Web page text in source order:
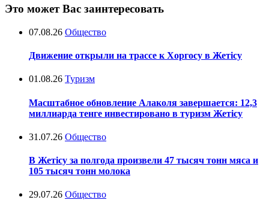
Это может Вас заинтересовать
07.08.26 Общество
Движение открыли на трассе к Хоргосу в Жетісу
01.08.26 Туризм
Масштабное обновление Алаколя завершается: 12,3
миллиарда тенге инвестировано в туризм Жетісу
31.07.26 Общество
В Жетісу за полгода произвели 47 тысяч тонн мяса и
105 тысяч тонн молока
29.07.26 Общество